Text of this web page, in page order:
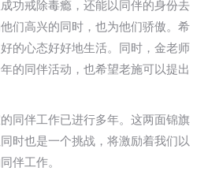
功戒除毒瘾，还能以同伴的身份去
们高兴的同时，也为他们骄傲。希
的心态好好地生活。同时，金老师
的同伴活动，也希望老施可以提出
同伴工作已进行多年。这两面锦旗
时也是一个挑战，将激励着我们以
伴工作。